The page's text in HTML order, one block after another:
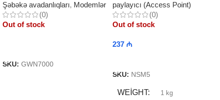
Şəbəkə avadanlıqları, Modemlər
(0)
Out of stock
SKU: GWN7000
paylayıcı (Access Point)
(0)
Out of stock
237 ₼
SKU: NSM5
WEIGHT 1 kg